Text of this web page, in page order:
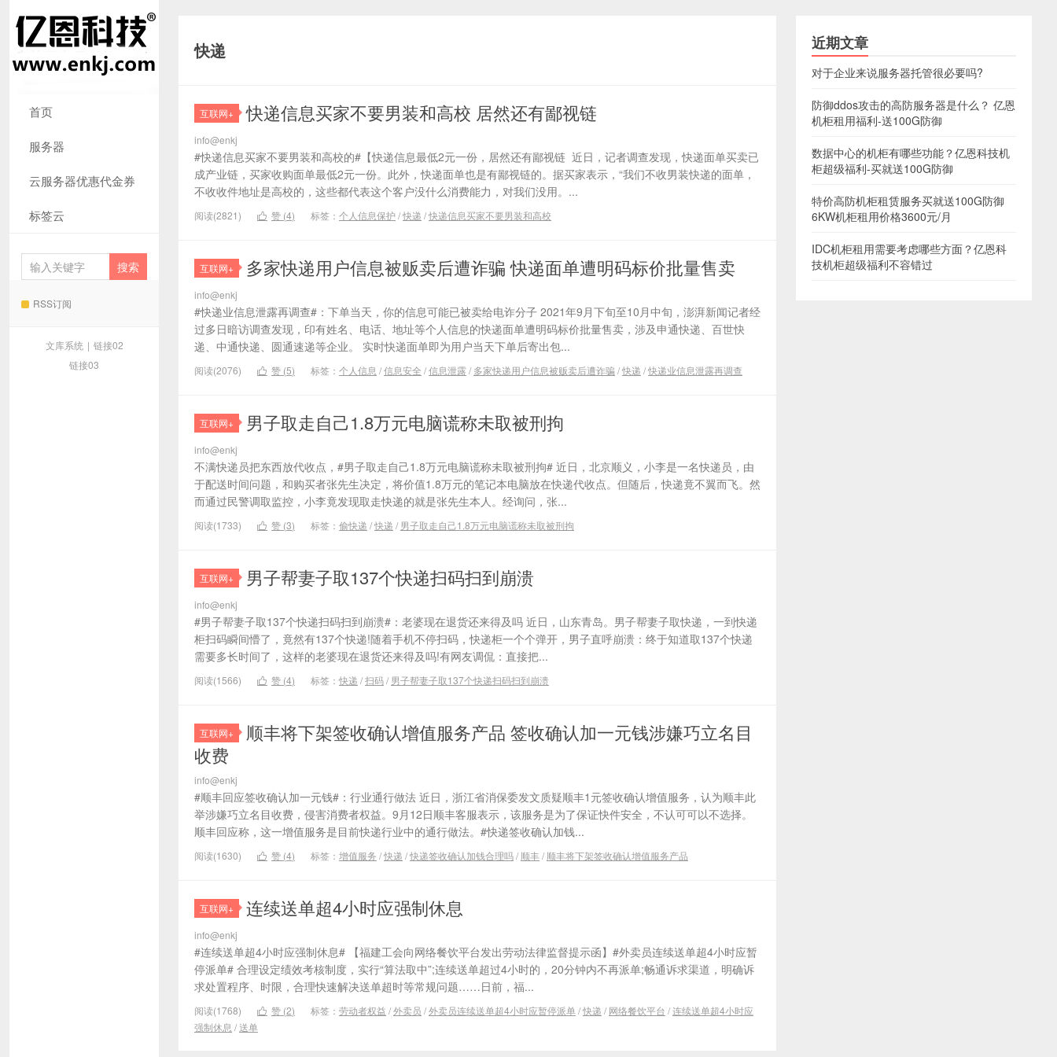
首页
服务器
云服务器优惠代金券
标签云
RSS订阅
文库系统 | 链接02
链接03
快递
互联网+ 快递信息买家不要男装和高校 居然还有鄙视链
info@enkj
#快递信息买家不要男装和高校的#【快递信息最低2元一份，居然还有鄙视链 近日，记者调查发现，快递面单买卖已
成产业链，买家收购面单最低2元一份。此外，快递面单也是有鄙视链的。据买家表示，“我们不收男装快递的面单，
不收收件地址是高校的，这些都代表这个客户没什么消费能力，对我们没用。...
阅读(2821)  赞 (4) 标签： 个人信息保护 /快递 /快递信息买家不要男装和高校
互联网+ 多家快递用户信息被贩卖后遭诈骗 快递面单遭明码标价批量售卖
info@enkj
#快递业信息泄露再调查#：下单当天，你的信息可能已被卖给电诈分子 2021年9月下旬至10月中旬，澎湃新闻记者经
过多日暗访调查发现，印有姓名、电话、地址等个人信息的快递面单遭明码标价批量售卖，涉及申通快递、百世快
递、中通快递、圆通速递等企业。 实时快递面单即为用户当天下单后寄出包...
阅读(2076)  赞 (5) 标签： 个人信息 /信息安全 /信息泄露/ 多家快递用户信息被贩卖后遭诈骗/快递 /快递业信息泄露再调查
互联网+ 男子取走自己1.8万元电脑谎称未取被刑拘
info@enkj
不满快递员把东西放代收点，#男子取走自己1.8万元电脑谎称未取被刑拘# 近日，北京顺义，小李是一名快递员，由
于配送时间问题，和购买者张先生决定，将价值1.8万元的笔记本电脑放在快递代收点。但随后，快递竟不翼而飞。然
而通过民警调取监控，小李竟发现取走快递的就是张先生本人。经询问，张...
阅读(1733)  赞 (3) 标签： 偷快递 /快递 / 男子取走自己1.8万元电脑谎称未取被刑拘
互联网+ 男子帮妻子取137个快递扫码扫到崩溃
info@enkj
#男子帮妻子取137个快递扫码扫到崩溃#：老婆现在退货还来得及吗 近日，山东青岛。男子帮妻子取快递，一到快递
柜扫码瞬间懵了，竟然有137个快递!随着手机不停扫码，快递柜一个个弹开，男子直呼崩溃：终于知道取137个快递
需要多长时间了，这样的老婆现在退货还来得及吗!有网友调侃：直接把...
阅读(1566)  赞 (4) 标签： 快递 /扫码/ 男子帮妻子取137个快递扫码扫到崩溃
互联网+
顺丰将下架签收确认增值服务产品 签收确认加一元钱涉嫌巧立名目
收费
info@enkj
#顺丰回应签收确认加一元钱#：行业通行做法 近日，浙江省消保委发文质疑顺丰1元签收确认增值服务，认为顺丰此
举涉嫌巧立名目收费，侵害消费者权益。9月12日顺丰客服表示，该服务是为了保证快件安全，不认可可以不选择。
顺丰回应称，这一增值服务是目前快递行业中的通行做法。#快递签收确认加钱...
阅读(1630)  赞 (4) 标签： 增值服务 /快递 /快递签收确认加钱合理吗/ 顺丰/ 顺丰将下架签收确认增值服务产品
互联网+ 连续送单超4小时应强制休息
info@enkj
#连续送单超4小时应强制休息# 【福建工会向网络餐饮平台发出劳动法律监督提示函】#外卖员连续送单超4小时应暂
停派单# 合理设定绩效考核制度，实行“算法取中”;连续送单超过4小时的，20分钟内不再派单;畅通诉求渠道，明确诉
求处置程序、时限，合理快速解决送单超时等常规问题……日前，福...
阅读(1768)  赞 (2) 标签： 劳动者权益 /外卖员 /外卖员连续送单超4小时应暂停派单/快递 / 网络餐饮平台 /连续送单超4小时应
强制休息 /送单
近期文章
对于企业来说服务器托管很必要吗?
防御ddos攻击的高防服务器是什么？ 亿恩
机柜租用福利-送100G防御
数据中心的机柜有哪些功能？亿恩科技机
柜超级福利-买就送100G防御
特价高防机柜租赁服务买就送100G防御
6KW机柜租用价格3600元/月
IDC机柜租用需要考虑哪些方面？亿恩科
技机柜超级福利不容错过